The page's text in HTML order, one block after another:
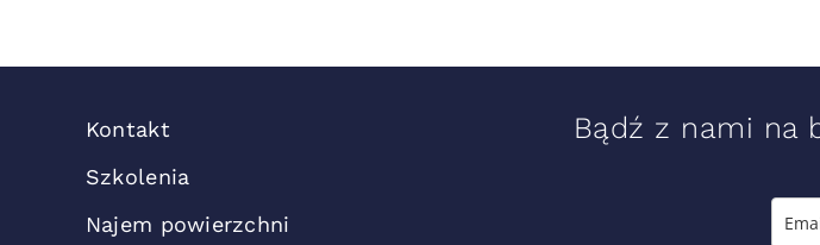
Kontakt
Szkolenia
Najem powierzchni
Bądź z nami na